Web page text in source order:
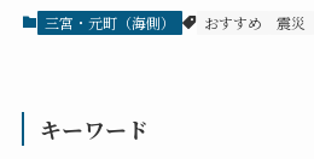
三宮・元町（海側） おすすめ 震災
キーワード